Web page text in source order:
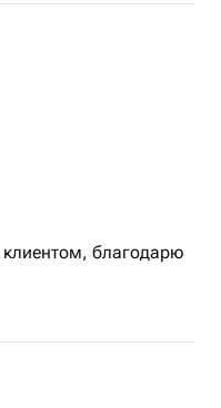
клиентом, благодарю